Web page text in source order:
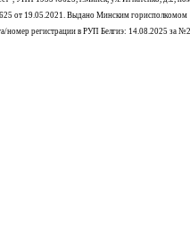
от 19.05.2021. Выдано Минским горисполкомом
номер регистрации в РУП Белгиэ: 14.08.2025 за